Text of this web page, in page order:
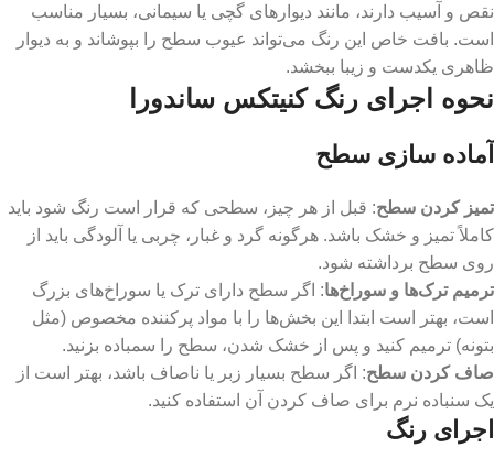
نقص و آسیب دارند، مانند دیوارهای گچی یا سیمانی، بسیار مناسب
است. بافت خاص این رنگ می‌تواند عیوب سطح را بپوشاند و به دیوار
ظاهری یکدست و زیبا ببخشد.
نحوه اجرای رنگ کنیتکس ساندورا
آماده سازی سطح
تمیز کردن سطح: قبل از هر چیز، سطحی که قرار است رنگ شود باید
کاملاً تمیز و خشک باشد. هرگونه گرد و غبار، چربی یا آلودگی باید از
روی سطح برداشته شود.
ترمیم ترک‌ها و سوراخ‌ها: اگر سطح دارای ترک یا سوراخ‌های بزرگ
است، بهتر است ابتدا این بخش‌ها را با مواد پرکننده مخصوص (مثل
بتونه) ترمیم کنید و پس از خشک شدن، سطح را سمباده بزنید.
صاف کردن سطح: اگر سطح بسیار زبر یا ناصاف باشد، بهتر است از
یک سنباده نرم برای صاف کردن آن استفاده کنید.
اجرای رنگ